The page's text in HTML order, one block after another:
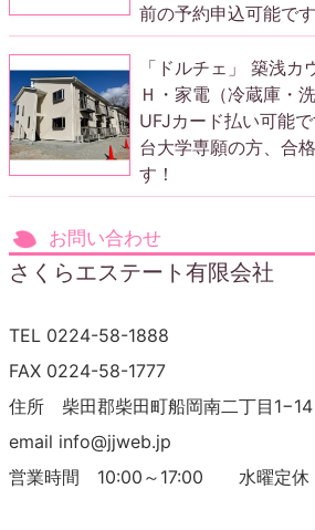
前の予約申込可能です
「ドルチェ」 築浅カ
Ｈ・家電（冷蔵庫・
UFJカード払い可能
台大学専願の方、合
す！
お問い合わせ
さくらエステート有限会社
TEL 0224-58-1888
FAX 0224-58-1777
住所 柴田郡柴田町船岡南二丁目
email info@jjweb.jp
営業時間 10:00～17:00 水曜定休